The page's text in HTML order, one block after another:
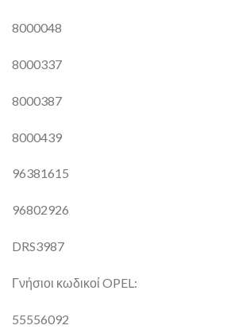
8000048
8000337
8000387
8000439
96381615
96802926
DRS3987
Γνήσιοι κωδικοί OPEL:
55556092